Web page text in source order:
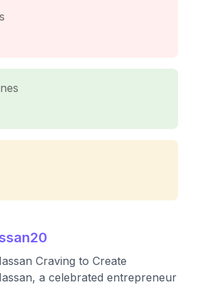
Craving to Create
a celebrated entrepreneur